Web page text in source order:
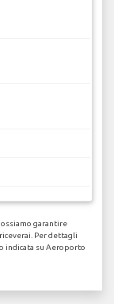
garantire
Per dettagli
indicata su Aeroporto